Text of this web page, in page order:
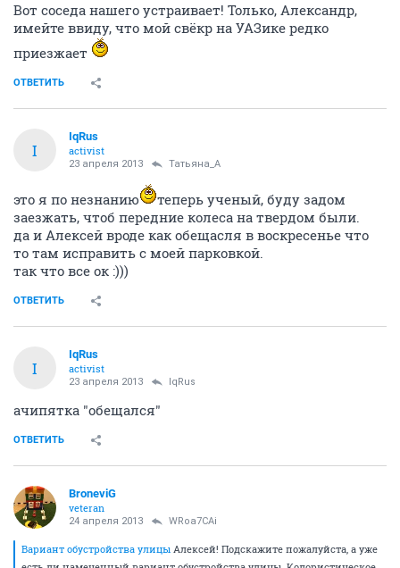
Вот соседа нашего устраивает! Только, Александр,
имейте ввиду, что мой свёкр на УАЗике редко
приезжает
ОТВЕТИТЬ
I
IqRus
activist
23 апреля 2013 Татьяна_А
это я по незнанию
теперь ученый, буду задом
заезжать, чтоб передние колеса на твердом были.
да и Алексей вроде как обещасля в воскресенье что
то там исправить с моей парковкой.
так что все ок :)))
ОТВЕТИТЬ
I
IqRus
activist
23 апреля 2013 IqRus
ачипятка "обещался"
ОТВЕТИТЬ
BroneviG
veteran
24 апреля 2013 WRoa7CAi
Вариант обустройства улицы Алексей! Подскажите пожалуйста, а уже